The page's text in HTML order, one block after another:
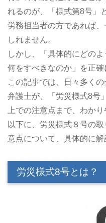
れるのが、「様式第8号」
労務担当者の方であれば
しれません。
しかし、「具体的にどの
何をすべきなのか」を正確
この記事では、日々多く
弁護士が、「労災様式8号
上での注意点まで、わか
以下に、労災様式８号の
意点について、具体的に解
労災様式8号とは？